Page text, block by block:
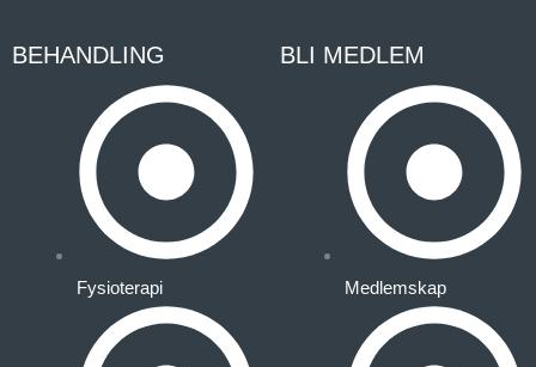
BEHANDLING
Fysioterapi
BLI MEDLEM
Medlemskap